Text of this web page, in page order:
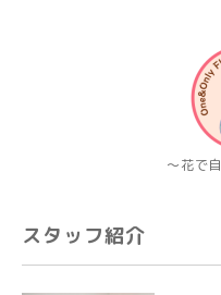
〜花で
スタッフ紹介